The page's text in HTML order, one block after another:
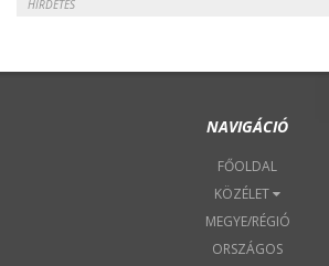
HÍRDETÉS
NAVIGÁCIÓ
FŐOLDAL
KÖZÉLET
MEGYE/RÉGIÓ
ORSZÁGOS